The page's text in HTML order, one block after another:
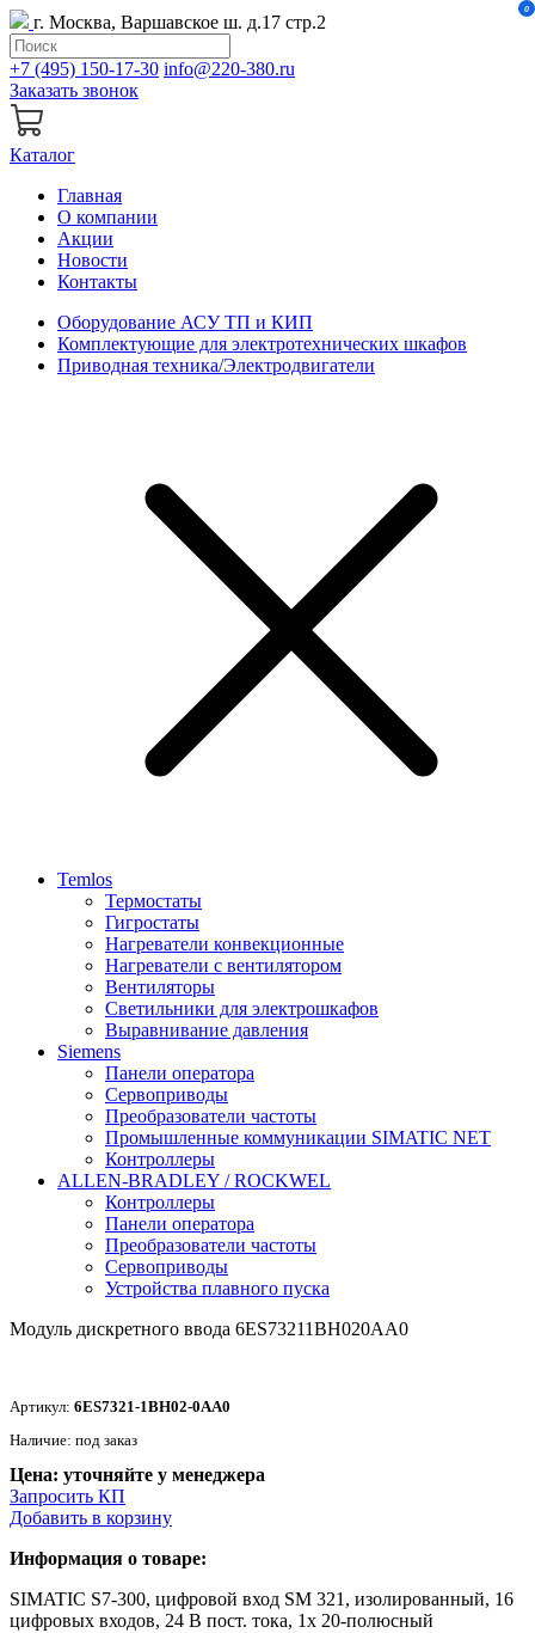
г. Москва, Варшавское ш. д.17 стр.2
+7 (495) 150-17-30 info@220-380.ru
Заказать звонок
0
Каталог
Главная
О компании
Акции
Новости
Контакты
Оборудование АСУ ТП и КИП
Комплектующие для электротехнических шкафов
Приводная техника/Электродвигатели
Temlos
Термостаты
Гигростаты
Нагреватели конвекционные
Нагреватели с вентилятором
Вентиляторы
Светильники для электрошкафов
Выравнивание давления
Siemens
Панели оператора
Сервоприводы
Преобразователи частоты
Промышленные коммуникации SIMATIC NET
Контроллеры
ALLEN-BRADLEY / ROCKWEL
Контроллеры
Панели оператора
Преобразователи частоты
Сервоприводы
Устройства плавного пуска
Модуль дискретного ввода 6ES73211BH020AA0
Артикул: 6ES7321-1BH02-0AA0
Наличие: под заказ
Цена: уточняйте у менеджера
Запросить КП
Добавить в корзину
Информация о товаре:
SIMATIC S7-300, цифровой вход SM 321, изолированный, 16
цифровых входов, 24 В пост. тока, 1x 20-полюсный